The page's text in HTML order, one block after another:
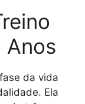
Anos
da vida
Ela